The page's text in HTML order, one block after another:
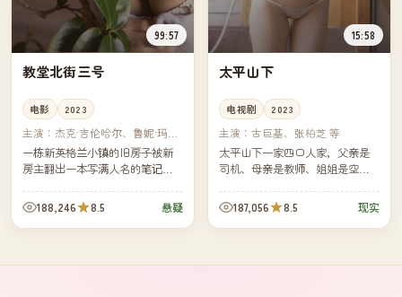
99:57
教堂北街三号
电影 2023
主演： 杰克·吉伦哈尔、鲁妮·玛拉
一栋新英格兰小镇的旧房子被新
房主翻出一本写满人名的笔记
名字都是过去三十年里在这栋屋
子前停过车的人。
188,246 8.5 悬疑
15:58
太平山下
电视剧 2023
主演：古巨基、张柏芝 等
太平山下一家四口人家，父亲是
司机、母亲是教师、姐姐是空
们各自的轨道被打散，但这家人
晚饭的桌子始终摆着四副碗筷。
187,056 8.5 现实